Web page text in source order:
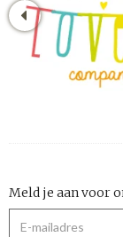
Meld je aan voor